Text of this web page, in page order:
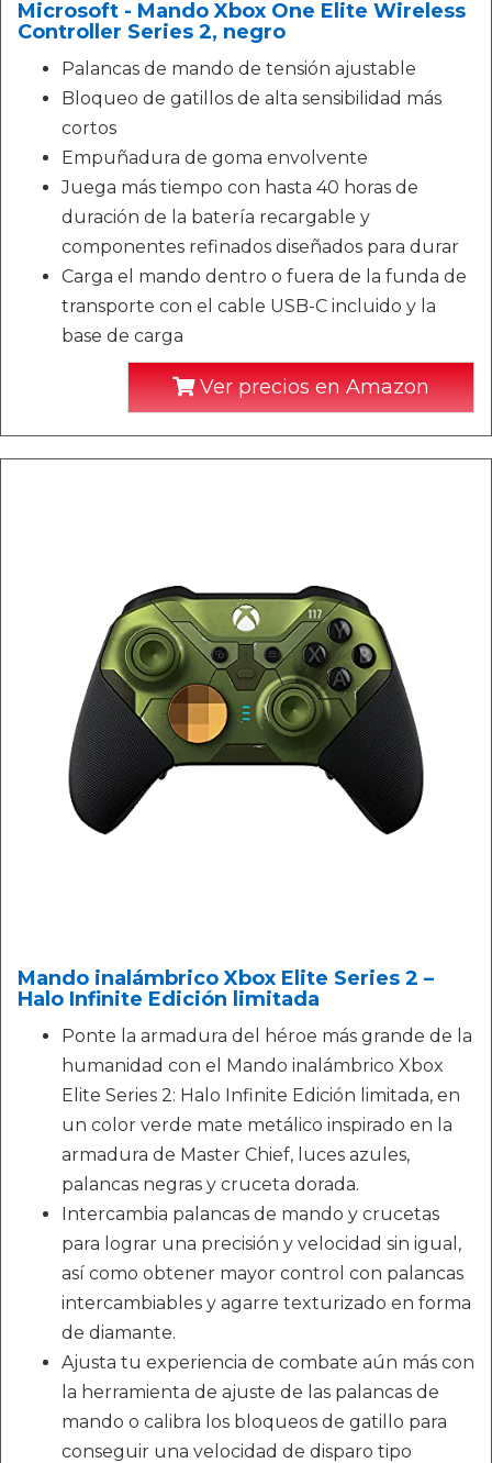
Microsoft - Mando Xbox One Elite Wireless
Controller Series 2, negro
Palancas de mando de tensión ajustable
Bloqueo de gatillos de alta sensibilidad más
cortos
Empuñadura de goma envolvente
Juega más tiempo con hasta 40 horas de
duración de la batería recargable y
componentes refinados diseñados para durar
Carga el mando dentro o fuera de la funda de
transporte con el cable USB-C incluido y la
base de carga
Ver precios en Amazon
Mando inalámbrico Xbox Elite Series 2 –
Halo Infinite Edición limitada
Ponte la armadura del héroe más grande de la
humanidad con el Mando inalámbrico Xbox
Elite Series 2: Halo Infinite Edición limitada, en
un color verde mate metálico inspirado en la
armadura de Master Chief, luces azules,
palancas negras y cruceta dorada.
Intercambia palancas de mando y crucetas
para lograr una precisión y velocidad sin igual,
así como obtener mayor control con palancas
intercambiables y agarre texturizado en forma
de diamante.
Ajusta tu experiencia de combate aún más con
la herramienta de ajuste de las palancas de
mando o calibra los bloqueos de gatillo para
conseguir una velocidad de disparo tipo